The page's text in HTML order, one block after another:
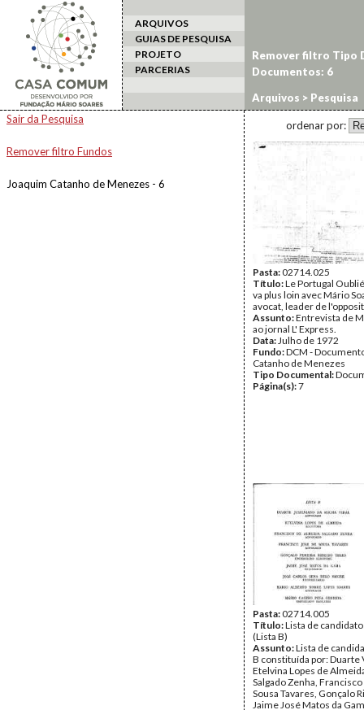
ARQUIVOS
GUIAS DE PESQUISA
PROJETO
PARCERIAS
Arquivos > Pesquisa
Sair da Pesquisa
Remover filtro Fundos
Joaquim Catanho de Menezes - 6
Remover filtro Tipo
Documentos: 6
ordenar por:
Pasta:02714.025
Título:Le Portugal
va plus loin avec Mário
avocat, leader de
Assunto:Entrevista de
ao jornal L' Express.
Data:Julho de 1972
Fundo:DCM -
Catanho de Menezes
Tipo Documental:
Página(s):7
Pasta:02714.005
Título:Lista de
(Lista B)
Assunto:Lista de
B constituída por: Duarte
Etelvina Lopes de
Salgado Zenha,
Sousa Tavares, Gonçalo
Jaime José Matos da